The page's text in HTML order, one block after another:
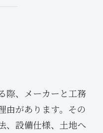
際、メーカーと工務
由があります。その
、設備仕様、土地へ